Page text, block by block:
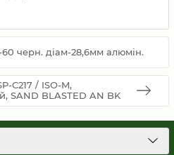
черн. діам-28,6мм алюмін.
C217 / ISO-M,
SAND BLASTED AN BK